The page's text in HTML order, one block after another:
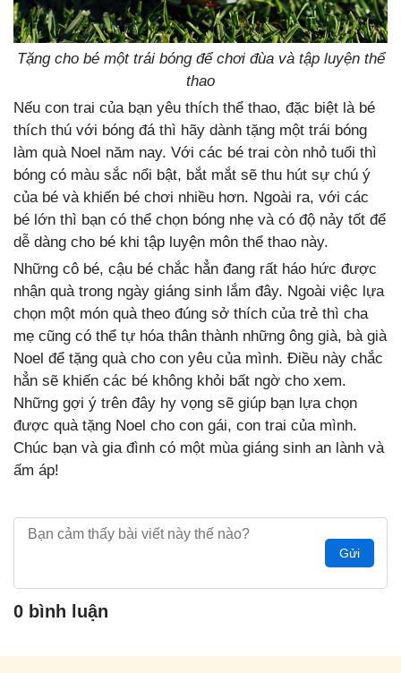
Tặng cho bé một trái bóng để chơi đùa và tập luyện thể
thao
Nếu con trai của bạn yêu thích thể thao, đặc biệt là bé
thích thú với bóng đá thì hãy dành tặng một trái bóng
làm quà Noel năm nay. Với các bé trai còn nhỏ tuổi thì
bóng có màu sắc nổi bật, bắt mắt sẽ thu hút sự chú ý
của bé và khiến bé chơi nhiều hơn. Ngoài ra, với các
bé lớn thì bạn có thể chọn bóng nhẹ và có độ nảy tốt để
dễ dàng cho bé khi tập luyện môn thể thao này.
Những cô bé, cậu bé chắc hẳn đang rất háo hức được
nhận quà trong ngày giáng sinh lắm đây. Ngoài việc lựa
chọn một món quà theo đúng sở thích của trẻ thì cha
mẹ cũng có thể tự hóa thân thành những ông già, bà già
Noel để tặng quà cho con yêu của mình. Điều này chắc
hẳn sẽ khiến các bé không khỏi bất ngờ cho xem.
Những gợi ý trên đây hy vọng sẽ giúp bạn lựa chọn
được quà tặng Noel cho con gái, con trai của mình.
Chúc bạn và gia đình có một mùa giáng sinh an lành và
ấm áp!
Gửi
0 bình luận